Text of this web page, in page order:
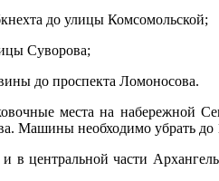
до улицы Комсомольской;
Суворова;
до проспекта Ломоносова.
места на
Машины необходимо убрать до
в центральной части